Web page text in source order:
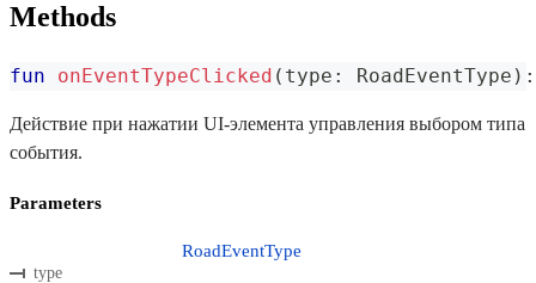
Methods
fun onEventTypeClicked ( type : RoadEventType ) :
Действие при нажатии UI-элемента управления выбором типа
события.
Parameters
type
RoadEventType